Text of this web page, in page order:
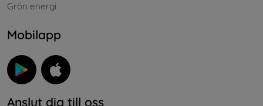
Grön energi
Mobilapp
Anslut dig till oss